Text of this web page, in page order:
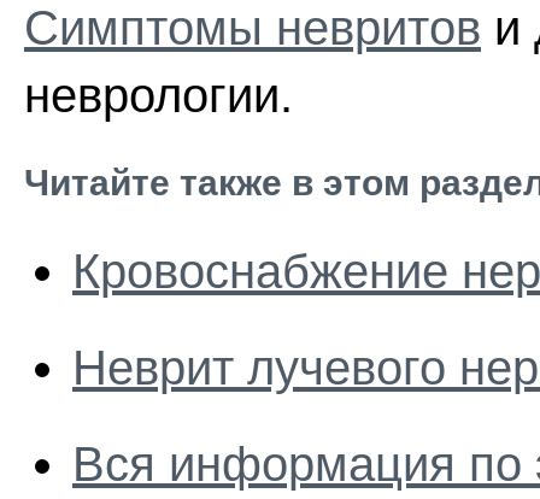
Симптомы невритов и
неврологии.
Читайте также в этом
Кровоснабжение
Неврит лучевого
Вся информация по